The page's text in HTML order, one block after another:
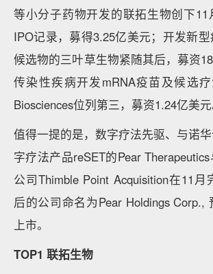
等小分子药物开发的联拓生物创下11
IPO记录，募得3.25亿美元；开发新
候选物的三叶草生物紧随其后，募资
传染性疾病开发mRNA疫苗及候选
Biosciences位列第三，募资1.24亿美元
值得一提的是，数字疗法先驱、与诺
字疗法产品reSET的Pear
公司Thimble Point Acquisition在11
后的公司命名为Pear Holdings Corp.,
上市。
TOP1 联拓生物